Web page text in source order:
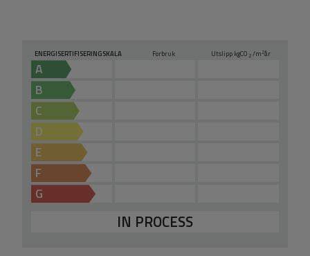
ENERGISERTIFISERINGSKALA Forbruk Utslipp kgCO2/m2år
A
B
C
D
E
F
G
IN PROCESS